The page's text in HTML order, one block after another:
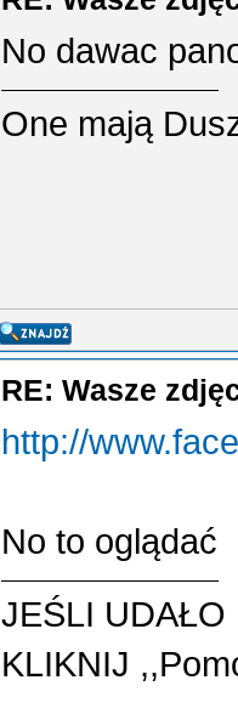
No dawac
One mają
RE: Wasze
http://
No to oglądać
JEŚLI UDAŁO
KLIKNIJ